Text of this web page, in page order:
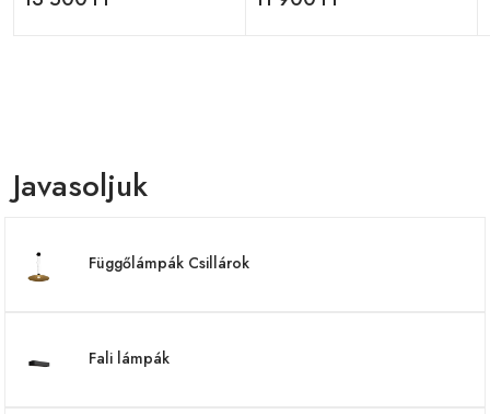
Javasoljuk
Függőlámpák Csillárok
Fali lámpák